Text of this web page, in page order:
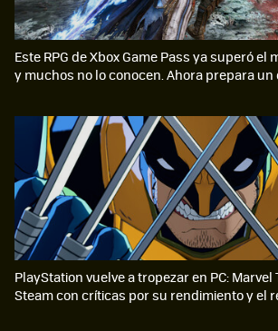
Este RPG de Xbox Game Pass ya superó el
y muchos no lo conocen. Ahora prepara
PlayStation vuelve a tropezar en PC: Marvel
Steam con críticas por su rendimiento y el